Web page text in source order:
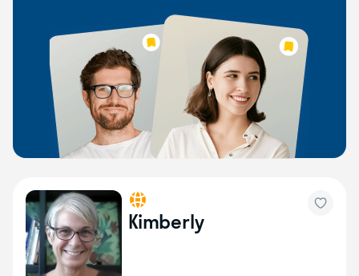
Kimberly